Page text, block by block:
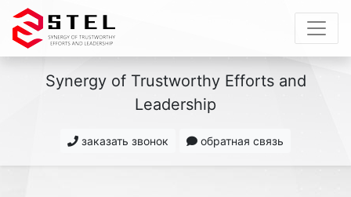
Synergy of Trustworthy Efforts and
Leadership
заказать звонок обратная связь